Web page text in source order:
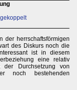
der herrschaftsförmigen
des Diskurs noch die
ist in diesem
eine relativ
Durchsetzung von
noch bestehenden